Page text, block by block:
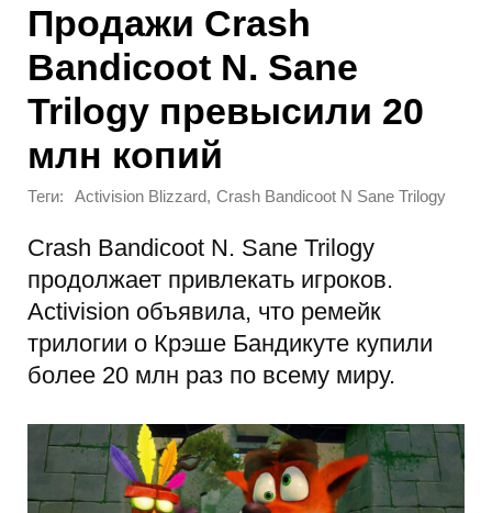
Продажи Crash
Bandicoot N. Sane
Trilogy превысили 20
млн копий
Теги: Activision Blizzard, Crash Bandicoot N Sane Trilogy
Crash Bandicoot N. Sane Trilogy
продолжает привлекать игроков.
Activision объявила, что ремейк
трилогии о Крэше Бандикуте купили
более 20 млн раз по всему миру.